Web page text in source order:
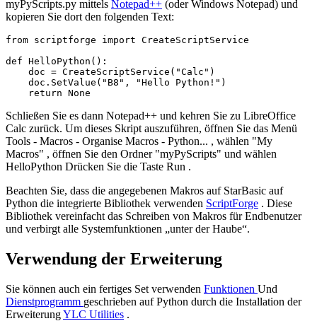
myPyScripts.py mittels Notepad++ (oderWindows Notepad) und
kopieren Sie dort den folgenden Text:
from scriptforge import CreateScriptService
def HelloPython():
    doc = CreateScriptService("Calc")
    doc.SetValue("B8", "Hello Python!")
Schließen Sie es dann Notepad++ und kehren Sie zu LibreOffice
Calc zurück. Um dieses Skript auszuführen, öffnen Sie das Menü
Tools - Macros - Organise Macros - Python... , wählen "My
Macros" , öffnen Sie den Ordner "myPyScripts" und wählen
HelloPython Drücken Sie die Taste Run .
Beachten Sie, dass die angegebenen Makros auf StarBasic auf
Python die integrierte Bibliothek verwenden ScriptForge . Diese
Bibliothek vereinfacht das Schreiben von Makros für Endbenutzer
und verbirgt alle Systemfunktionen „unter der Haube“.
Verwendung der Erweiterung
Sie können auch ein fertiges Set verwenden Funktionen Und
Dienstprogramm geschrieben aufPython durch die Installation der
ErweiterungYLC Utilities .